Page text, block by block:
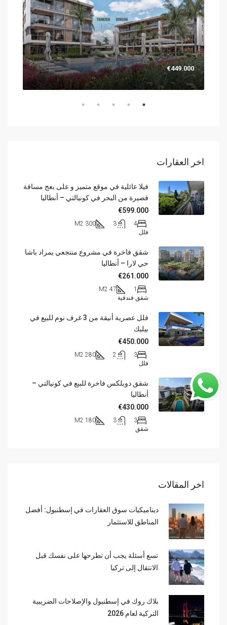
€449.000
اخر العقارات
فيلا عائلية في موقع متميز و على بعج مسافة
قصيرة من البحر في كونيالتي – أنطاليا
€599.000
4
3
300 M2
فلل
شقق فاخرة في مشروع منتجعي يمراد باشا
حي لارا – أنطاليا
€261.000
1
47 M2
شقق فندقية
فلل عصرية أنيقة من 3 غرف نوم للبيع في
بيليك
€450.000
3
2
280 M2
فلل
شقق دوبلكس فاخرة للبيع في كونيالتي –
أنطاليا
€430.000
3
3
180 M2
شقق
اخر المقالات
ديناميكيات سوق العقارات في إسطنبول: أفضل
المناطق للاستثمار
تسع أسئلة يجب أن تطرحها على نفسك قبل
الانتقال إلى تركيا
بلاك روك في إسطنبول والإصلاحات الضريبية
التركية لعام 2026